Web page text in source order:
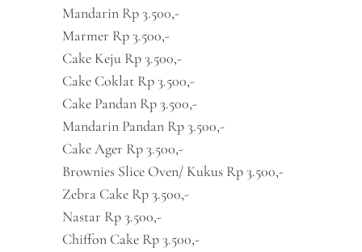
Mandarin Rp 3.500,-
Marmer Rp 3.500,-
Cake Keju Rp 3.500,-
Cake Coklat Rp 3.500,-
Cake Pandan Rp 3.500,-
Mandarin Pandan Rp 3.500,-
Cake Ager Rp 3.500,-
Brownies Slice Oven/ Kukus Rp 3.500,-
Zebra Cake Rp 3.500,-
Nastar Rp 3.500,-
Chiffon Cake Rp 3.500,-